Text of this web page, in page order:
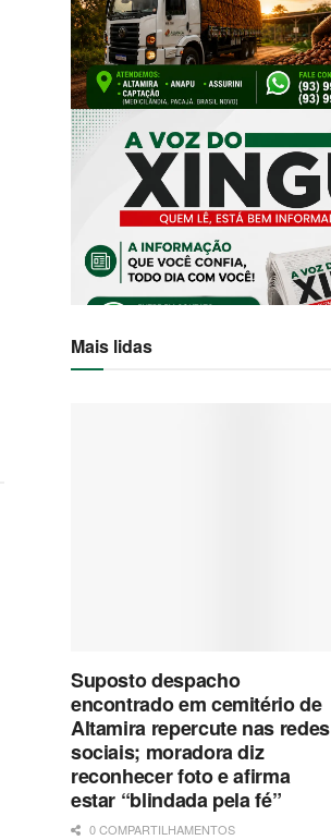
Mais lidas
Suposto despacho
encontrado em cemitério de
Altamira repercute nas redes
sociais; moradora diz
reconhecer foto e afirma
estar “blindada pela fé”
0 COMPARTILHAMENTOS